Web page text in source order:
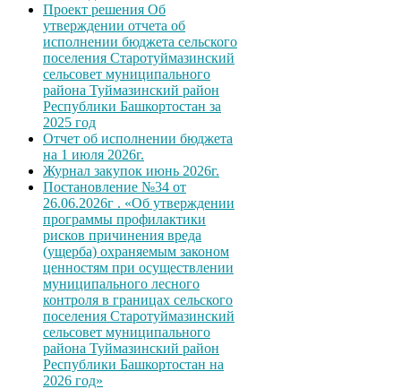
Проект решения Об
утверждении отчета об
исполнении бюджета сельского
поселения Старотуймазинский
сельсовет муниципального
района Туймазинский район
Республики Башкортостан за
2025 год
Отчет об исполнении бюджета
на 1 июля 2026г.
Журнал закупок июнь 2026г.
Постановление №34 от
26.06.2026г . «Об утверждении
программы профилактики
рисков причинения вреда
(ущерба) охраняемым законом
ценностям при осуществлении
муниципального лесного
контроля в границах сельского
поселения Старотуймазинский
сельсовет муниципального
района Туймазинский район
Республики Башкортостан на
2026 год»